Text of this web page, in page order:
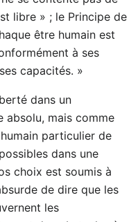
libre » ; le Principe de
être humain est
à ses
capacités. »
dans un
absolu, mais comme
particulier de
dans une
choix est soumis à
de dire que les
les